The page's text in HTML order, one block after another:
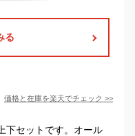
る
価格と在庫を楽天でチェック >>
下セットです。オール